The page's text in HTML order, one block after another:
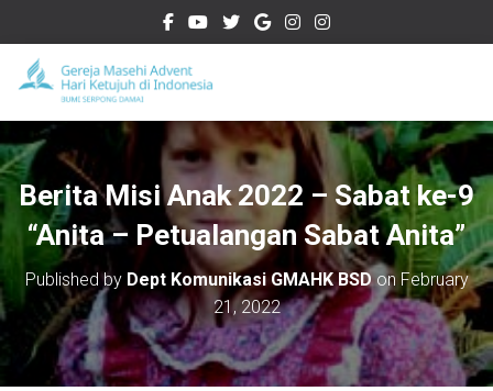
Berita Misi Anak 2022 – Sabat ke-9
“Anita – Petualangan Sabat Anita”
Published by Dept Komunikasi GMAHK BSDon February
21, 2022